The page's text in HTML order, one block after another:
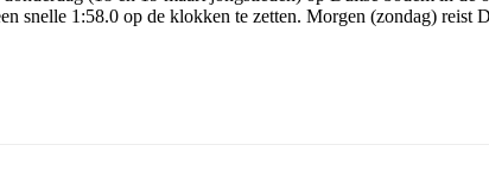
snelle 1:58.0 op de klokken te zetten. Morgen (zondag)